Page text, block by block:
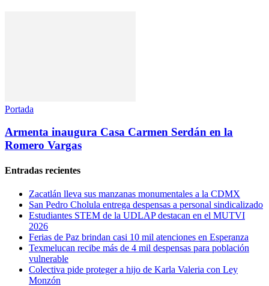
Portada
Armenta inaugura Casa Carmen Serdán en la
Romero Vargas
Entradas recientes
Zacatlán lleva sus manzanas monumentales a la CDMX
San Pedro Cholula entrega despensas a personal sindicalizado
Estudiantes STEM de la UDLAP destacan en el MUTVI
2026
Ferias de Paz brindan casi 10 mil atenciones en Esperanza
Texmelucan recibe más de 4 mil despensas para población
vulnerable
Colectiva pide proteger a hijo de Karla Valeria con Ley
Monzón